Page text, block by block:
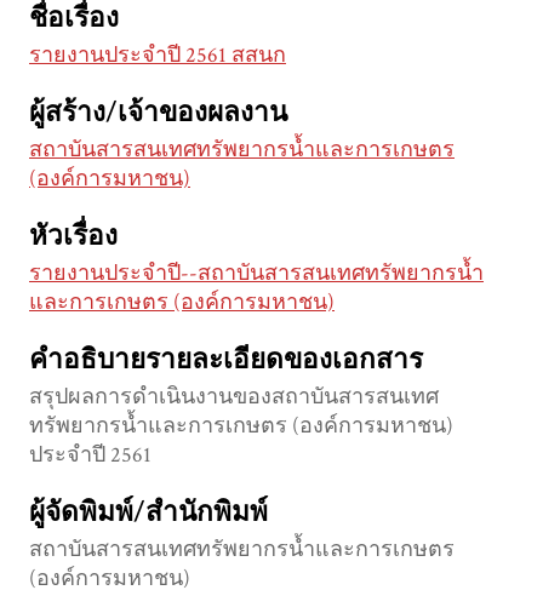
ชื่อเรื่อง
รายงานประจำปี 2561 สสนก
ผู้สร้าง/เจ้าของผลงาน
สถาบันสารสนเทศทรัพยากรน้ำและการเกษตร
(องค์การมหาชน)
หัวเรื่อง
รายงานประจำปี--สถาบันสารสนเทศทรัพยากรน้ำ
และการเกษตร (องค์การมหาชน)
คำอธิบายรายละเอียดของเอกสาร
สรุปผลการดำเนินงานของสถาบันสารสนเทศ
ทรัพยากรน้ำและการเกษตร (องค์การมหาชน)
ประจำปี 2561
ผู้จัดพิมพ์/สำนักพิมพ์
สถาบันสารสนเทศทรัพยากรน้ำและการเกษตร
(องค์การมหาชน)